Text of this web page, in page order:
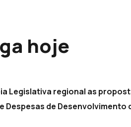
hoje
Legislativa regional as
Despesas de Desenvolvimento